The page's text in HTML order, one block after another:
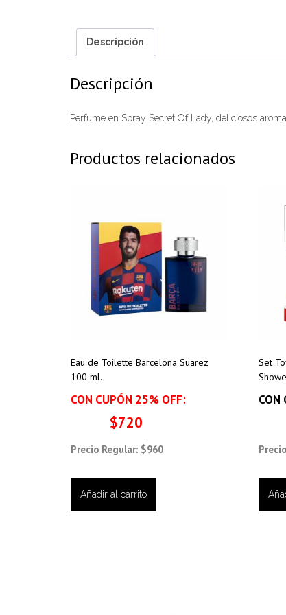
Descripción
Descripción
Perfume en Spray Secret Of Lady, deliciosos
Productos relacionados
Eau de Toilette Barcelona Suarez
100 ml.
CON CUPÓN 25% OFF:
$720
Precio Regular: $960
Añadir al carrito
Set
CON